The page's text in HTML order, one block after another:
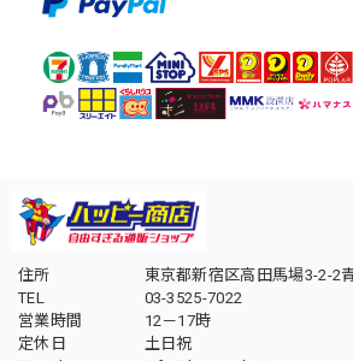
住所
東京都新宿区高田馬場3-2-2
TEL
03-3525-7022
営業時間
12－17時
定休日
土日祝